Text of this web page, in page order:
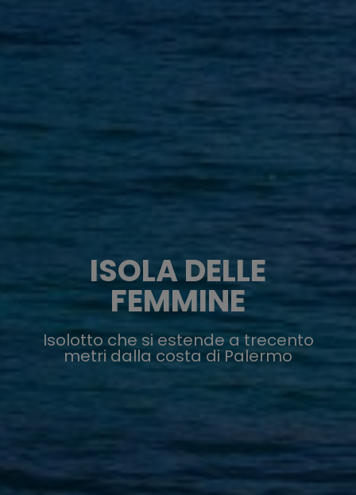
ISOLA DELLE
FEMMINE
Isolotto che si estende a trecento
metri dalla costa di Palermo